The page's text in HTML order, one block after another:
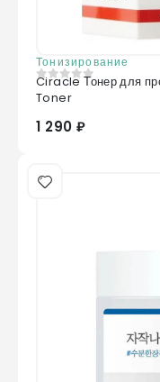
Тонизирование
0из 5
Ciracle Тонер для
Toner
1 290 ₽